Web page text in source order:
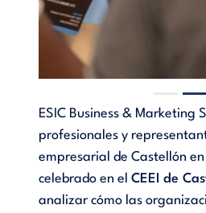
ESIC Business & Marketing
profesionales y
empresarial de Castellón
celebrado en el CEEI de
analizar cómo las